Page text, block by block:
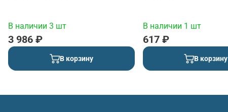
В наличии 3 шт
3 986 ₽
В корзину
В наличии 1 шт
617 ₽
В корзину